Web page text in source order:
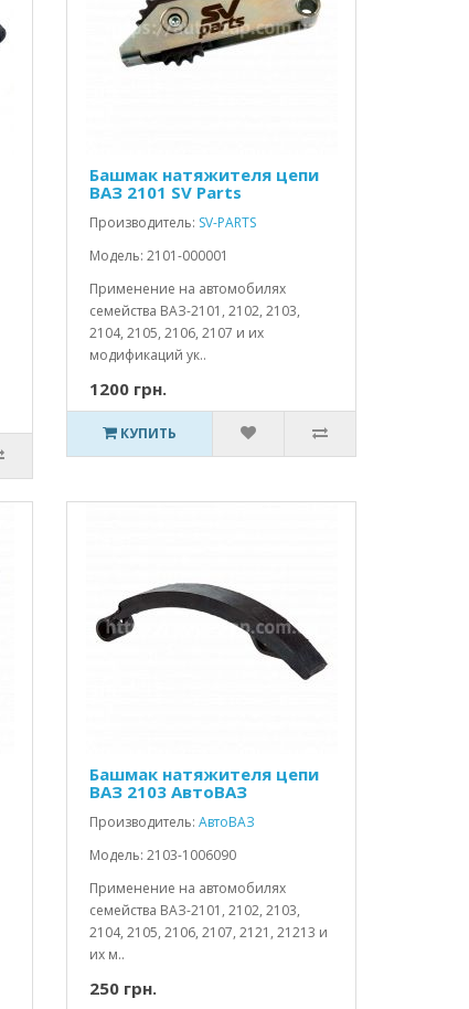
Башмак натяжителя цепи
ВАЗ 2101 SV Parts
Производитель: SV-PARTS
Модель: 2101-000001
Применение на автомобилях
семейства ВАЗ-2101, 2102, 2103,
2104, 2105, 2106, 2107 и их
модификаций ук..
1200 грн.
КУПИТЬ
Башмак натяжителя цепи
ВАЗ 2103 АвтоВАЗ
Производитель:АвтоВАЗ
Модель: 2103-1006090
Применение на автомобилях
семейства ВАЗ-2101, 2102, 2103,
2104, 2105, 2106, 2107, 2121, 21213 и
их м..
250 грн.